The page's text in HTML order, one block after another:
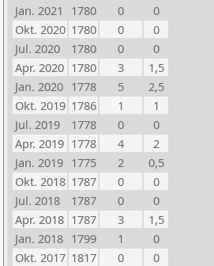
Jan. 2021
1780 0
0
Okt. 2020 1780 0
0
Jul. 2020
1780 0
0
Apr. 2020 1780 3
1,5
Jan. 2020 1778 5
2,5
Okt. 2019 1786 1
1
Jul. 2019
1778 0
0
Apr. 2019 1778 4
2
Jan. 2019 1775 2
0,5
Okt. 2018 1787 0
0
Jul. 2018
1787 0
0
Apr. 2018 1787 3
1,5
Jan. 2018 1799 1
0
Okt. 2017 1817 0
0